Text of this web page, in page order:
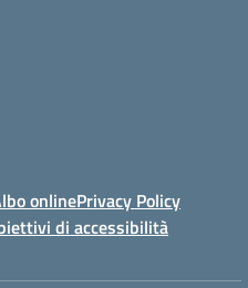
onlinePrivacy Policy
di accessibilità